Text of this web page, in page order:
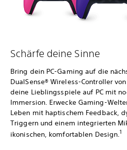
Schärfe deine Sinne
Bring dein PC-Gaming auf die
DualSense® Wireless-Controller
deine Lieblingsspiele auf PC mit
Immersion. Erwecke Gaming-
Leben mit haptischem Feedback,
Triggern und einem integrierten
ikonischen, komfortablen Design.1